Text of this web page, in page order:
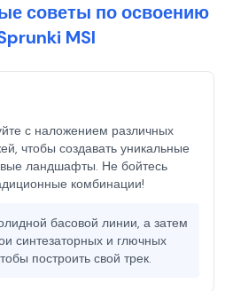
советы по освоению
MSI
с наложением различных
чтобы создавать уникальные
ландшафты. Не бойтесь
комбинации!
басовой линии, а затем
синтезаторных и глючных
построить свой трек.